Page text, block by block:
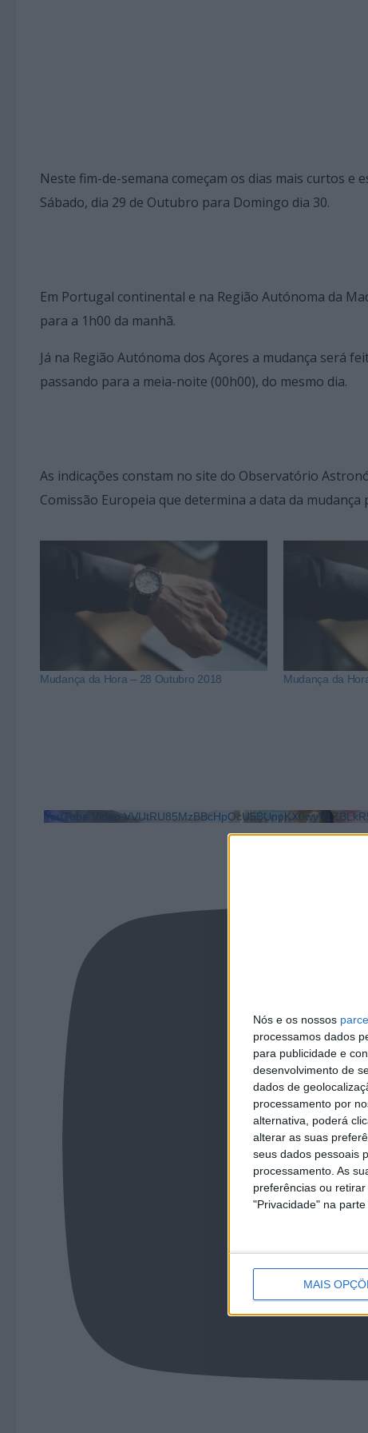
Nós e os nossos
processamos dados
para publicidade e
desenvolvimento de
dados de
processamento por
alternativa, poderá
alterar as suas
seus dados pessoais
processamento. As
preferências ou
"Privacidade" na parte
MAIS
Neste fim-de-semana começam os dias mais curtos
Sábado, dia 29 de Outubro para Domingo dia 30.
Em Portugal continental e na Região Autónoma da
para a 1h00 da manhã.
Já na Região Autónoma dos Açores a mudança será
passando para a meia-noite (00h00), do mesmo dia.
As indicações constam no site do Observatório
Comissão Europeia que determina a data da mudança
Mudança da Hora – 28 Outubro 2018 Mudança da
YouTube Video